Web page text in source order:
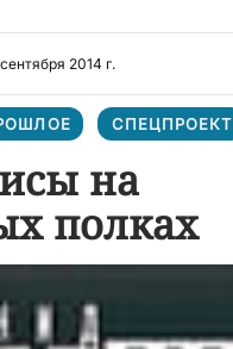
2014 г.
СПЕЦПРОЕКТ
на
полках